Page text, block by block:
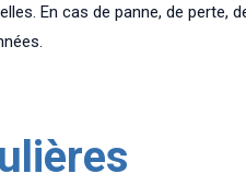
En cas de panne, de perte,